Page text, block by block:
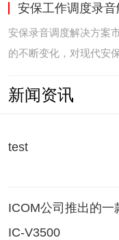
之间通过IP网络互联，
讯将延伸到世界的每一
安保工作调度录
安保录音调度解决方案
的不断变化，对现代安
讯需要，常常会出现以
新闻资讯
test
ICOM公司推出的一
IC-V3500